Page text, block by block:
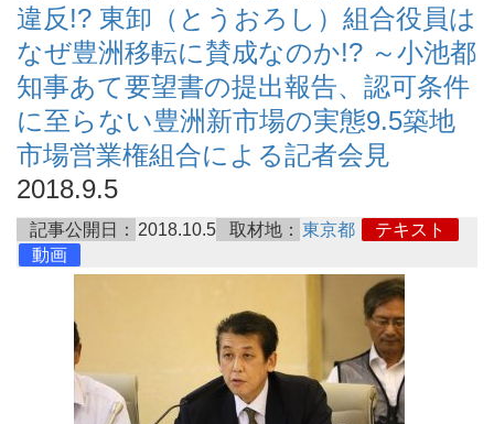
違反!? 東卸（とうおろし）組合役員は
なぜ豊洲移転に賛成なのか!? ～小池都
知事あて要望書の提出報告、認可条件
に至らない豊洲新市場の実態9.5築地
市場営業権組合による記者会見
2018.9.5
記事公開日： 2018.10.5 取材地： 東京都
テキスト
動画